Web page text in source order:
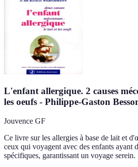
L'enfant allergique. 2 causes
les oeufs - Philippe-Gaston
Jouvence GF
Ce livre sur les allergies à base de lait et
ceux qui voyagent avec des enfants ayant
spécifiques, garantissant un voyage serein.